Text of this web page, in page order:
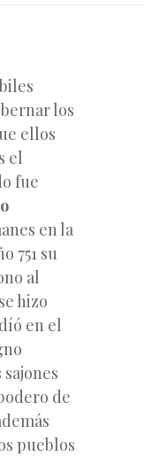
los
ellos
el
fue
en la
751 su
al
hizo
en el
de
pueblos